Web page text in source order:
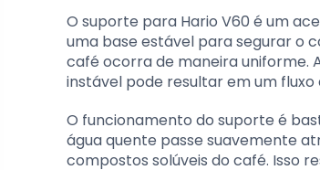
O suporte para Hario V60 é um
uma base estável para segurar o
café ocorra de maneira uniforme.
instável pode resultar em um
O funcionamento do suporte é
água quente passe suavemente
compostos solúveis do café. Isso